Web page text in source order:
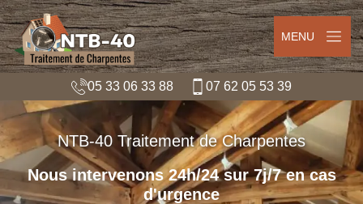
MENU
05 33 06 33 88 07 62 05 53 39
NTB-40 Traitement de Charpentes
Nous intervenons 24h/24 sur 7j/7 en cas
d'urgence